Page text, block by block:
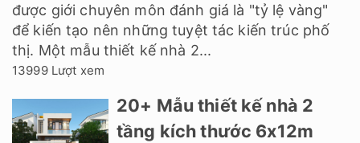
được giới chuyên môn đánh giá là "tỷ lệ vàng"
để kiến tạo nên những tuyệt tác kiến trúc phố
thị. Một mẫu thiết kế nhà 2...
13999 Lượt xem
20+ Mẫu thiết kế nhà 2
tầng kích thước 6x12m